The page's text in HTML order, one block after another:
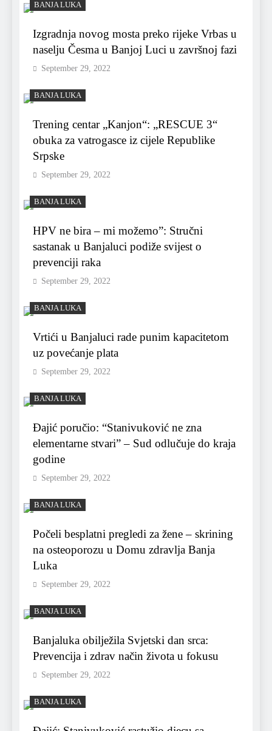
BANJA LUKA
Izgradnja novog mosta preko rijeke Vrbas u
naselju Česma u Banjoj Luci u završnoj fazi
September 29, 2022
BANJA LUKA
Trening centar „Kanjon“: „RESCUE 3“
obuka za vatrogasce iz cijele Republike
Srpske
September 29, 2022
BANJA LUKA
HPV ne bira – mi možemo”: Stručni
sastanak u Banjaluci podiže svijest o
prevenciji raka
September 29, 2022
BANJA LUKA
Vrtići u Banjaluci rade punim kapacitetom
uz povećanje plata
September 29, 2022
BANJA LUKA
Đajić poručio: “Stanivuković ne zna
elementarne stvari” – Sud odlučuje do kraja
godine
September 29, 2022
BANJA LUKA
Počeli besplatni pregledi za žene – skrining
na osteoporozu u Domu zdravlja Banja
Luka
September 29, 2022
BANJA LUKA
Banjaluka obilježila Svjetski dan srca:
Prevencija i zdrav način života u fokusu
September 29, 2022
BANJA LUKA